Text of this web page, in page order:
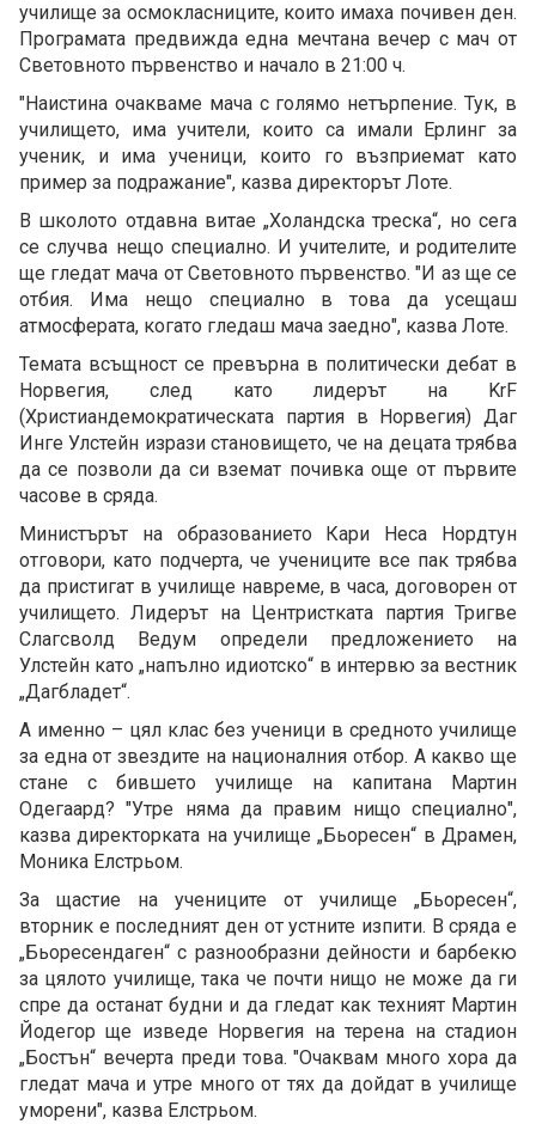
училище за осмокласниците, които имаха почивен ден.
Програмата предвижда една мечтана вечер с мач от
Световното първенство и начало в 21:00 ч.
"Наистина очакваме мача с голямо нетърпение. Тук, в
училището, има учители, които са имали Ерлинг за
ученик, и има ученици, които го възприемат като
пример за подражание", казва директорът Лоте.
В школото отдавна витае „Холандска треска“, но сега
се случва нещо специално. И учителите, и родителите
ще гледат мача от Световното първенство. "И аз ще се
отбия. Има нещо специално в това да усещаш
атмосферата, когато гледаш мача заедно", казва Лоте.
Темата всъщност се превърна в политически дебат в
Норвегия, след като лидерът на KrF
(Христиандемократическата партия в Норвегия) Даг
Инге Улстейн изрази становището, че на децата трябва
да се позволи да си вземат почивка още от първите
часове в сряда.
Министърът на образованието Кари Неса Нордтун
отговори, като подчерта, че учениците все пак трябва
да пристигат в училище навреме, в часа, договорен от
училището. Лидерът на Центристката партия Тригве
Слагсволд Ведум определи предложението на
Улстейн като „напълно идиотско“ в интервю за вестник
„Дагбладет“.
А именно – цял клас без ученици в средното училище
за една от звездите на националния отбор. А какво ще
стане с бившето училище на капитана Мартин
Одегаард? "Утре няма да правим нищо специално",
казва директорката на училище „Бьоресен“ в Драмен,
Моника Елстрьом.
За щастие на учениците от училище „Бьоресен“,
вторник е последният ден от устните изпити. В сряда е
„Бьоресендаген“ с разнообразни дейности и барбекю
за цялото училище, така че почти нищо не може да ги
спре да останат будни и да гледат как техният Мартин
Йодегор ще изведе Норвегия на терена на стадион
„Бостън“ вечерта преди това. "Очаквам много хора да
гледат мача и утре много от тях да дойдат в училище
уморени", казва Елстрьом.